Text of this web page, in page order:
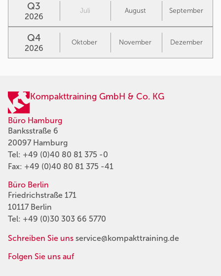
Q3
2026
Juli August September
Q4
2026
Oktober November Dezember
Kompakttraining GmbH & Co. KG
Büro Hamburg
Banksstraße 6
20097 Hamburg
Tel: +49 (0)40 80 81 375 -0
Fax: +49 (0)40 80 81 375 -41
Büro Berlin
Friedrichstraße 171
10117 Berlin
Tel: +49 (0)30 303 66 5770
Schreiben Sie uns service@kompakttraining.de
Folgen Sie uns auf